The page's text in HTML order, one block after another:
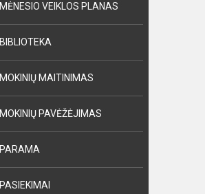
MĖNESIO VEIKLOS PLANAS
BIBLIOTEKA
MOKINIŲ MAITINIMAS
MOKINIŲ PAVĖŽĖJIMAS
PARAMA
PASIEKIMAI